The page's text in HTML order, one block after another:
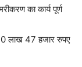
का कार्य पूर्ण
लाख 47 हजार रुपए